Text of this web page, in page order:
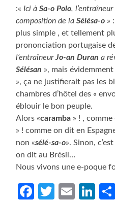
:« Ici àSa-o Polo, l’entraîneur
composition de laSélésa-o »
plus simple , et tellement
prononciation portugaise
l’entraîneurJo-an Duran a
Sélésan », mais
», ça ne justifierait pas les
chambres d’hôtel des «
éblouir le bon peuple.
Alors «caramba » ! ,
» ! comme on dit en
non «sélé-sa-o». Sinon,
on dit au Brésil…
Nous vivons une e-poque
Facebook
Twitter
Email